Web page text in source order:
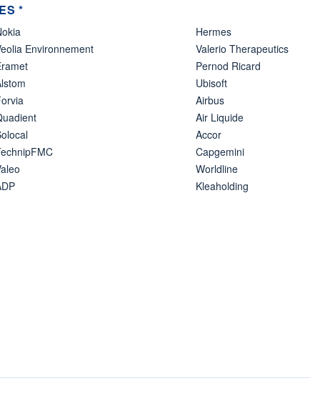
*
Environnement
Hermes
Valerio Therapeutics
Pernod Ricard
Ubisoft
Airbus
Air Liquide
Accor
Capgemini
Worldline
Kleaholding